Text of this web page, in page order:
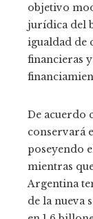
objetivo
jurídica del
igualdad de
financieras
De acuerdo
conservará
poseyendo
mientras
Argentina
de la nueva